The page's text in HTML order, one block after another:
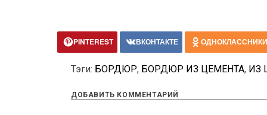
PINTEREST ВКОНТАКТЕ ОДНОКЛАССНИКИ
Тэги: БОРДЮР, БОРДЮР ИЗ ЦЕМЕНТА, ИЗ
ДОБАВИТЬ КОММЕНТАРИЙ